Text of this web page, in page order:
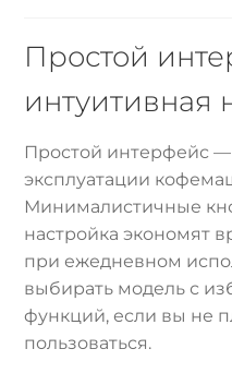
Простой
интуитивная
Простой интерфейс
эксплуатации
Минималистичные
настройка экономят
при ежедневном
выбирать модель с
функций, если вы не
пользоваться.